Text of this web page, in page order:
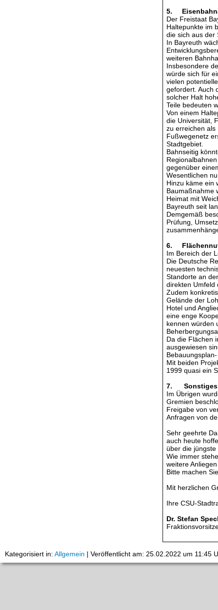
5.
Der Freistaat
Haltepunkte im
die sich aus der
In Bayreuth
weiteren
Insbesondere
würde sich für
vielen
gefordert. Auch
solcher Halt
Teile bedeuten
Von einem
die Universität,
zu erreichen als
Fußwegenetz
Stadtgebiet.
Bahnseitig
gegenüber
Wesentlichen
Hinzu käme ein
Baumaßnahme
Heimat mit
Bayreuth seit
Demgemäß
Prüfung,
6.
Im Bereich der
Die Deutsche
neuesten
Standorte an
direkten Umfeld
Zudem
Gelände der
Hotel und
eine enge
kennen würden
Da die Flächen
ausgewiesen
Mit beiden
1999 quasi ein
7. Sonstiges
Im Übrigen
Gremien
Freigabe von
Anfragen von
Sehr geehrte
auch heute
über die
Wie immer
weitere
Bitte machen
Mit herzlichen
Ihre CSU-
Dr. Stefan
Kategorisiert in: Allgemein | Veröffentlicht am: 25.02.2022 um 11:45